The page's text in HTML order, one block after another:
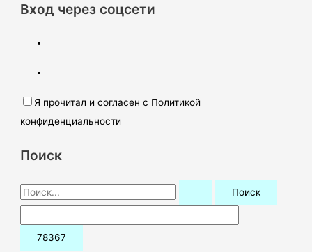
Вход через соцсети
Я прочитал и согласен с Политикой
конфиденциальности
Поиск
П
о
и